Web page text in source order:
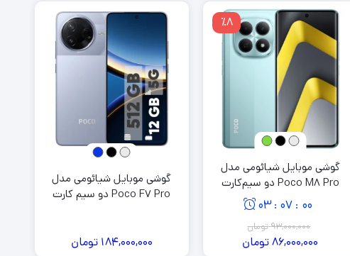
٪8
گوشی موبایل شیائومی مدل
Poco M8 Pro دو سیم‌کارت
گیگابایت
59
:
06
:
03
93,000,000تومان
86,000,000تومان
گوشی موبایل شیائومی مدل
Poco F7 Pro دو سیم کارت
184,000,000 تومان